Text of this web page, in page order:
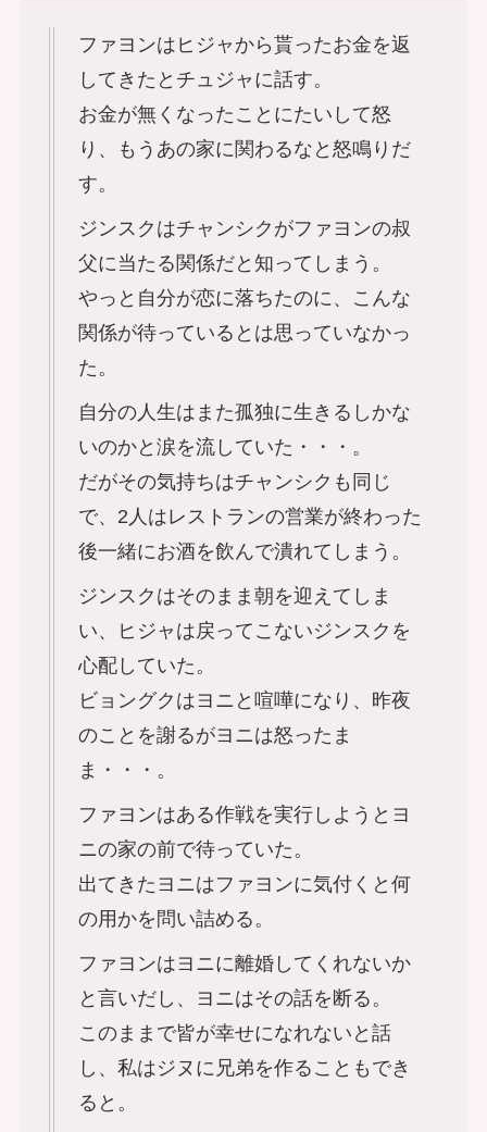
ファヨンはヒジャから貰ったお金を返
してきたとチュジャに話す。
お金が無くなったことにたいして怒
り、もうあの家に関わるなと怒鳴りだ
す。
ジンスクはチャンシクがファヨンの叔
父に当たる関係だと知ってしまう。
やっと自分が恋に落ちたのに、こんな
関係が待っているとは思っていなかっ
た。
自分の人生はまた孤独に生きるしかな
いのかと涙を流していた・・・。
だがその気持ちはチャンシクも同じ
で、2人はレストランの営業が終わった
後一緒にお酒を飲んで潰れてしまう。
ジンスクはそのまま朝を迎えてしま
い、ヒジャは戻ってこないジンスクを
心配していた。
ビョングクはヨニと喧嘩になり、昨夜
のことを謝るがヨニは怒ったま
ま・・・。
ファヨンはある作戦を実行しようとヨ
ニの家の前で待っていた。
出てきたヨニはファヨンに気付くと何
の用かを問い詰める。
ファヨンはヨニに離婚してくれないか
と言いだし、ヨニはその話を断る。
このままで皆が幸せになれないと話
し、私はジヌに兄弟を作ることもでき
ると。